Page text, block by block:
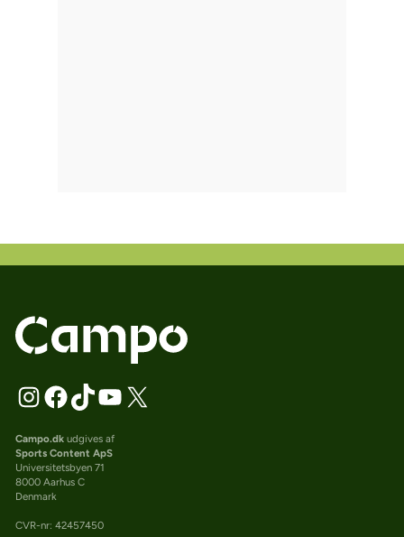
Campo.dkudgives af
Sports Content ApS
Universitetsbyen 71
8000 Aarhus C
Denmark
CVR-nr: 42457450